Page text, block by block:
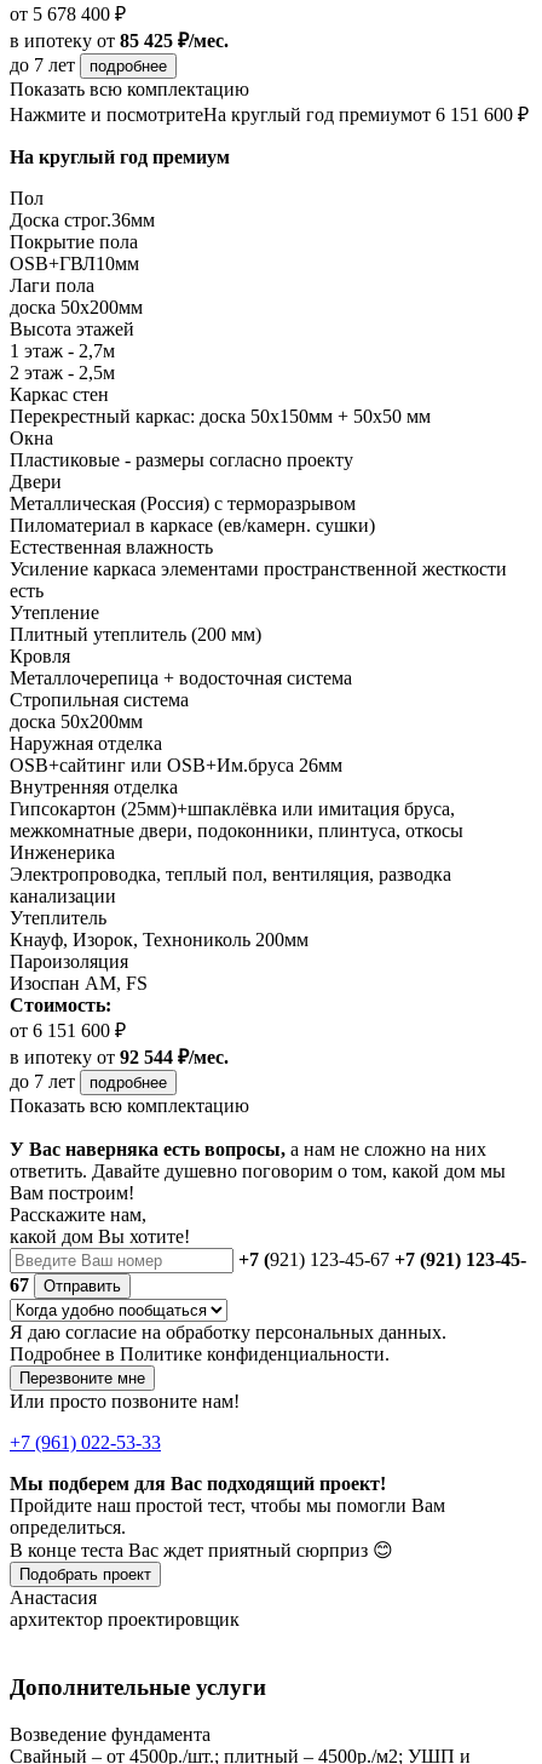
от 5 678 400 ₽
в ипотеку от 85 425 ₽/мес.
до 7 лет
подробнее
Показать всю комплектацию
Нажмите и посмотритеНа круглый год премиумот 6 151 600 ₽
На круглый год премиум
Пол
Доска строг.36мм
Покрытие пола
ОSB+ГВЛ10мм
Лаги пола
доска 50х200мм
Высота этажей
1 этаж - 2,7м
2 этаж - 2,5м
Каркас стен
Перекрестный каркас: доска 50х150мм + 50х50 мм
Окна
Пластиковые - размеры согласно проекту
Двери
Металлическая (Россия) с терморазрывом
Пиломатериал в каркасе (ев/камерн. сушки)
Естественная влажность
Усиление каркаса элементами пространственной жесткости
есть
Утепление
Плитный утеплитель (200 мм)
Кровля
Металлочерепица + водосточная система
Стропильная система
доска 50х200мм
Наружная отделка
OSB+сайтинг или OSB+Им.бруса 26мм
Внутренняя отделка
Гипсокартон (25мм)+шпаклёвка или имитация бруса,
межкомнатные двери, подоконники, плинтуса, откосы
Инженерика
Электропроводка, теплый пол, вентиляция, разводка
канализации
Утеплитель
Кнауф, Изорок, Технониколь 200мм
Пароизоляция
Изоспан AM, FS
Стоимость:
от 6 151 600 ₽
в ипотеку от 92 544 ₽/мес.
до 7 лет
подробнее
Показать всю комплектацию
У Вас наверняка есть вопросы, а нам не сложно на них
ответить. Давайте душевно поговорим о том, какой дом мы
Вам построим!
Расскажите нам,
какой дом Вы хотите!
+7 (921) 123-45-67 +7 (921) 123-45-
67
Отправить
Я даю согласие на обработку персональных данных.
Подробнее в Политике конфиденциальности.
Перезвоните мне
Или просто позвоните нам!
+7 (961) 022-53-33
Мы подберем для Вас подходящий проект!
Пройдите наш простой тест, чтобы мы помогли Вам
определиться.
В конце теста Вас ждет приятный сюрприз 😊
Подобрать проект
Анастасия
архитектор проектировщик
Дополнительные услуги
Возведение фундамента
Свайный – от 4500р./шт.; плитный – 4500р./м2; УШП и